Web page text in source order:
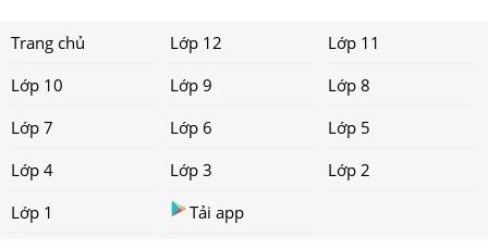
Trang chủ Lớp 12
Lớp 11
Lớp 10
Lớp 9
Lớp 8
Lớp 7
Lớp 6
Lớp 5
Lớp 4
Lớp 3
Lớp 2
Lớp 1
Tải app